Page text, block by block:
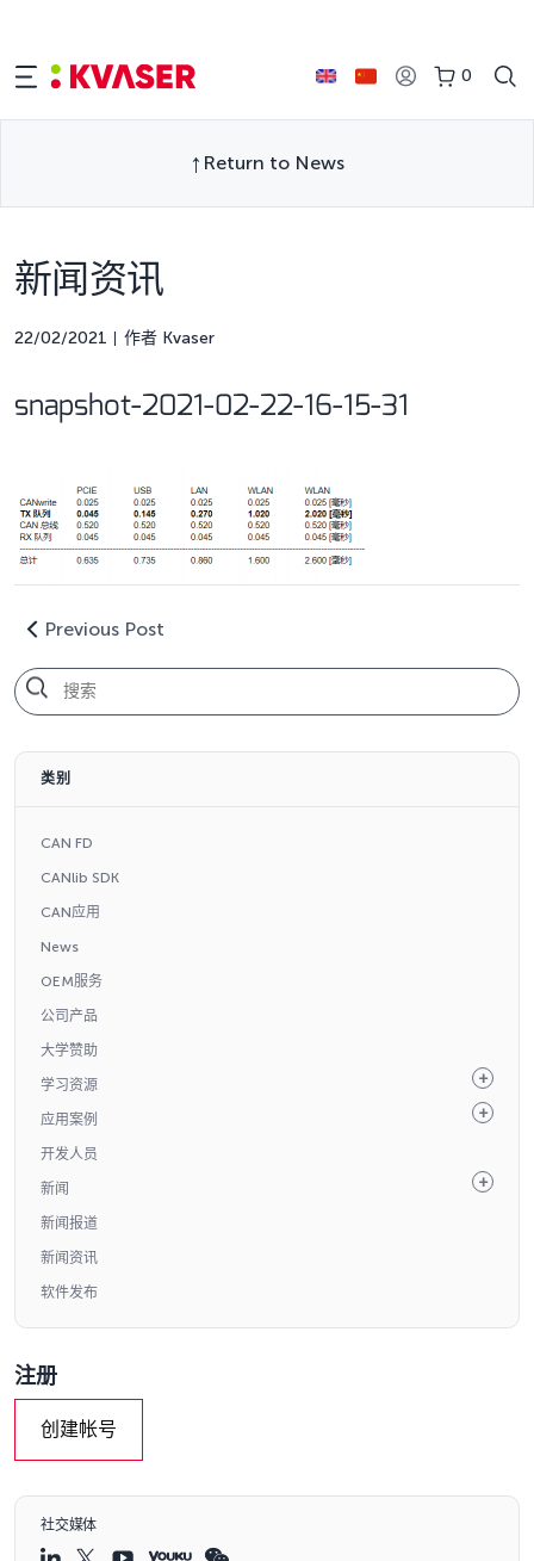
0
Return to News
新闻资讯
22/02/2021 作者 Kvaser
snapshot-2021-02-22-16-15-31
Previous Post
类别
CAN FD
CANlib SDK
CAN应用
News
OEM服务
公司产品
大学赞助
学习资源
应用案例
开发人员
新闻
新闻报道
新闻资讯
软件发布
注册
创建帐号
社交媒体